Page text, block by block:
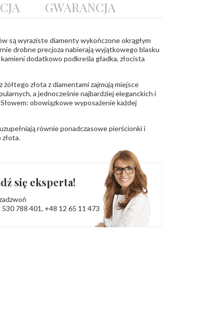
GWARANCJA
są wyraziste diamenty wykończone okrągłym
drobne precjoza nabierają wyjątkowego blasku
dodatkowo podkreśla gładka, złocista
złota z diamentami zajmują miejsce
a jednocześnie najbardziej eleganckich i
obowiązkowe wyposażenie każdej
równie ponadczasowe pierścionki i
się eksperta!
530 788 401, +48 12 65 11 473